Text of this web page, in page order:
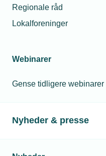
Regionale råd
Lokalforeninger
Webinarer
Gense tidligere webinarer
Nyheder & presse
Læs mere om samme emne:
Eksport Automatisering
13. mar. 2025